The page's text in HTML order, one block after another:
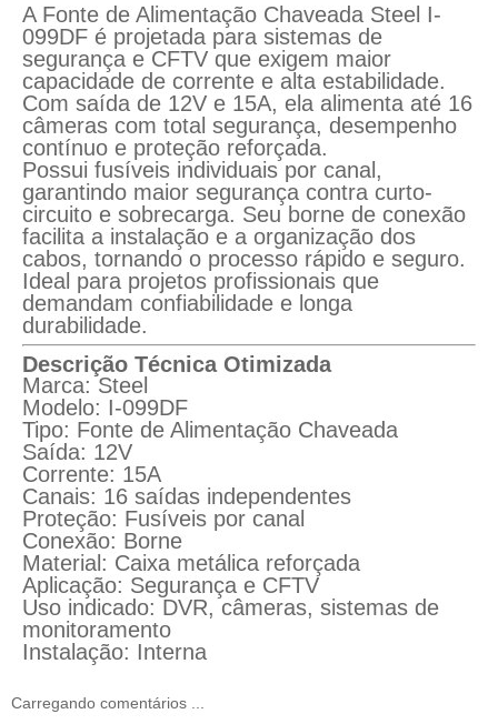
A Fonte de Alimentação Chaveada Steel I-
099DF é projetada para sistemas de
segurança e CFTV que exigem maior
capacidade de corrente e alta estabilidade.
Com saída de 12V e 15A, ela alimenta até 16
câmeras com total segurança, desempenho
contínuo e proteção reforçada.
Possui fusíveis individuais por canal,
garantindo maior segurança contra curto-
circuito e sobrecarga. Seu borne de conexão
facilita a instalação e a organização dos
cabos, tornando o processo rápido e seguro.
Ideal para projetos profissionais que
demandam confiabilidade e longa
durabilidade.
Descrição Técnica Otimizada
Marca: Steel
Modelo: I-099DF
Tipo: Fonte de Alimentação Chaveada
Saída: 12V
Corrente: 15A
Canais: 16 saídas independentes
Proteção: Fusíveis por canal
Conexão: Borne
Material: Caixa metálica reforçada
Aplicação: Segurança e CFTV
Uso indicado: DVR, câmeras, sistemas de
monitoramento
Instalação: Interna
Carregando comentários ...